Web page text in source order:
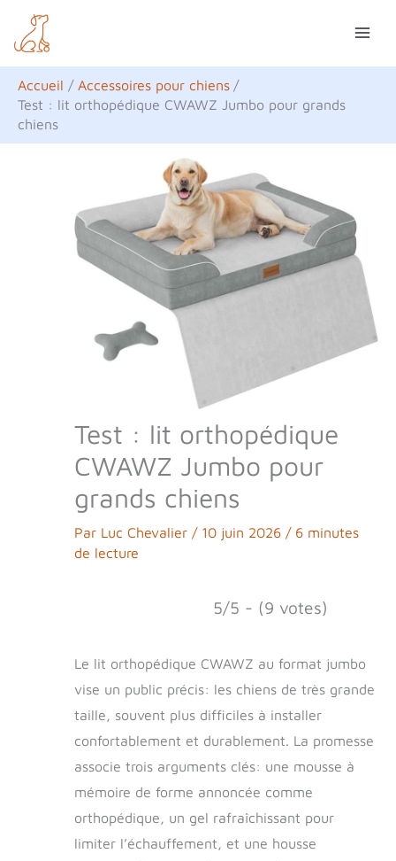
contenu
Accueil
Accessoires pour chiens
Test : lit orthopédique CWAWZ Jumbo pour grands
chiens
Test : lit orthopédique
CWAWZ Jumbo pour
grands chiens
Par Luc Chevalier / 10 juin 2026 / 6 minutes
de lecture
5/5 - (9 votes)
Le lit orthopédique CWAWZ au format jumbo
vise un public précis: les chiens de très grande
taille, souvent plus difficiles à installer
confortablement et durablement. La promesse
associe trois arguments clés: une mousse à
mémoire de forme annoncée comme
orthopédique, un gel rafraîchissant pour
limiter l’échauffement, et une housse
e
c
h
e